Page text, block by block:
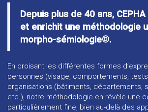
Depuis plus de 40 ans,
et enrichit une méthodologie
morpho-sémiologie©.
En croisant les différentes formes
personnes (visage, comportements,
organisations (bâtiments, départements,
etc.), notre méthodologie en révèle une
particulièrement fine, bien au-delà des